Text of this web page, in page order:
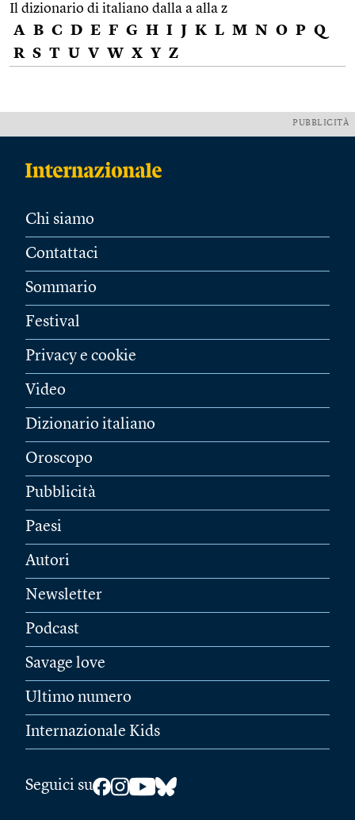
Il dizionario di italiano dalla a alla z
A B C D E F G H I J K L M N O P Q
R S T U V W X Y Z
PUBBLICITÀ
Chi siamo
Contattaci
Sommario
Festival
Privacy e cookie
Video
Dizionario italiano
Oroscopo
Pubblicità
Paesi
Autori
Newsletter
Podcast
Savage love
Ultimo numero
Internazionale Kids
Seguici su